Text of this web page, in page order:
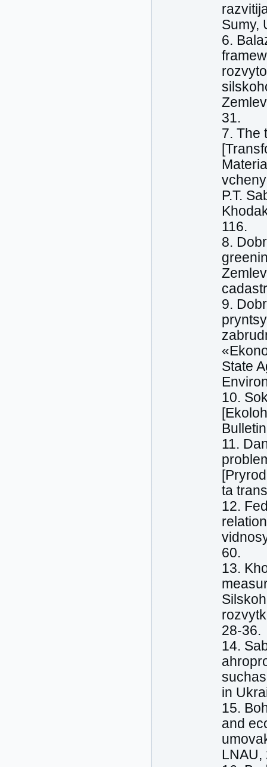
Sumy,
6.
31.
7. The
P.T.
116.
8.
9.
State
10.
11.
ta
12.
60.
13.
28-36.
14.
in
15.
and
LNAU,